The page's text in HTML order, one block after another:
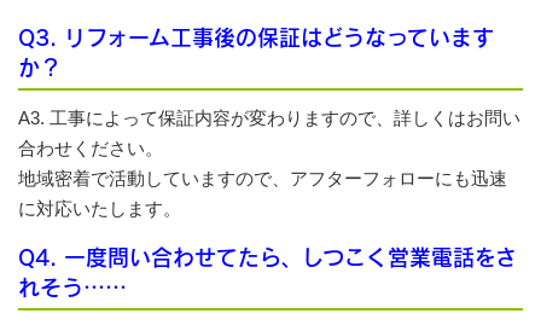
Q3. リフォーム工事後の保証はどうなっています
か？
A3. 工事によって保証内容が変わりますので、詳しくはお問い
合わせください。
地域密着で活動していますので、アフターフォローにも迅速
に対応いたします。
Q4. 一度問い合わせてたら、しつこく営業電話をさ
れそう……